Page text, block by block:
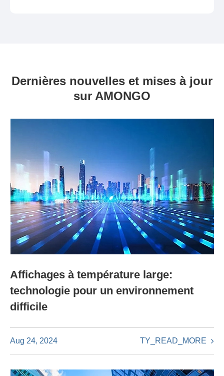
Dernières nouvelles et mises à jour
sur AMONGO
Affichages à température large:
technologie pour un environnement
difficile
Aug 24, 2024 TY_READ_MORE